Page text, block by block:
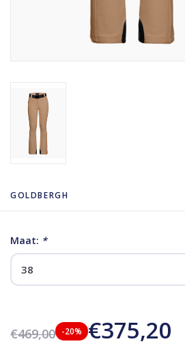
GOLDBERGH
Maat: *
€469,00 -20% €375,20